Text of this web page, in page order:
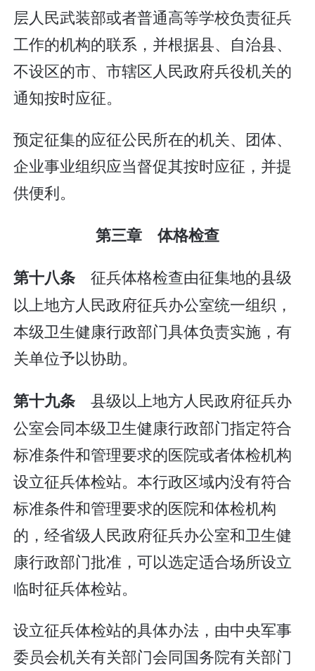
层人民武装部或者普通高等学校负责征兵
工作的机构的联系，并根据县、自治县、
不设区的市、市辖区人民政府兵役机关的
通知按时应征。
预定征集的应征公民所在的机关、团体、
企业事业组织应当督促其按时应征，并提
供便利。
第三章 体格检查
第十八条 征兵体格检查由征集地的县级
以上地方人民政府征兵办公室统一组织，
本级卫生健康行政部门具体负责实施，有
关单位予以协助。
第十九条 县级以上地方人民政府征兵办
公室会同本级卫生健康行政部门指定符合
标准条件和管理要求的医院或者体检机构
设立征兵体检站。本行政区域内没有符合
标准条件和管理要求的医院和体检机构
的，经省级人民政府征兵办公室和卫生健
康行政部门批准，可以选定适合场所设立
临时征兵体检站。
设立征兵体检站的具体办法，由中央军事
委员会机关有关部门会同国务院有关部门